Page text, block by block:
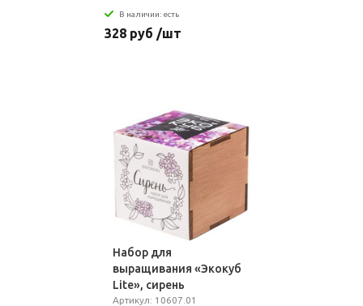
В наличии: есть
328 руб /шт
Набор для
выращивания «Экокуб
Lite», сирень
Артикул: 10607.01